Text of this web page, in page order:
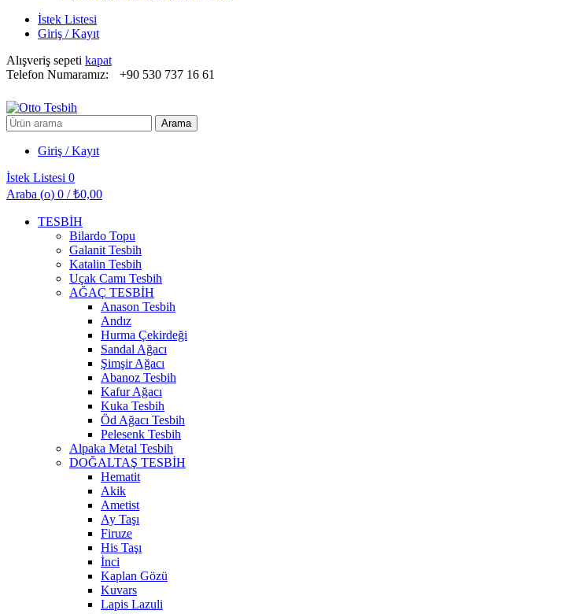
İstek Listesi
Giriş / Kayıt
Alışveriş sepeti kapat
Telefon Numaramız:
+90 530 737 16 61
Arayın: Arama
Giriş / Kayıt
İstek Listesi 0
Araba (o) 0 / ₺0,00
TESBİH
Bilardo Topu
Galanit Tesbih
Katalin Tesbih
Uçak Camı Tesbih
AĞAÇ TESBİH
Anason Tesbih
Andız
Hurma Çekirdeği
Sandal Ağacı
Şimşir Ağacı
Abanoz Tesbih
Kafur Ağacı
Kuka Tesbih
Öd Ağacı Tesbih
Pelesenk Tesbih
Alpaka Metal Tesbih
DOĞALTAŞ TESBİH
Hematit
Akik
Ametist
Ay Taşı
Firuze
His Taşı
İnci
Kaplan Gözü
Kuvars
Lapis Lazuli